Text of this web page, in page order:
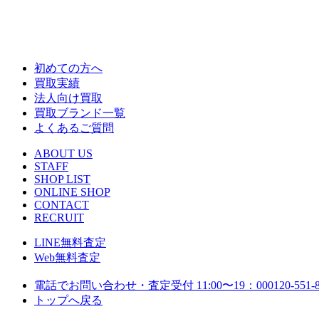
初めての方へ
買取実績
法人向け買取
買取ブランド一覧
よくあるご質問
ABOUT US
STAFF
SHOP LIST
ONLINE SHOP
CONTACT
RECRUIT
LINE無料査定
Web無料査定
電話でお問い合わせ・査定受付 11:00〜19：000120-551-
トップへ戻る